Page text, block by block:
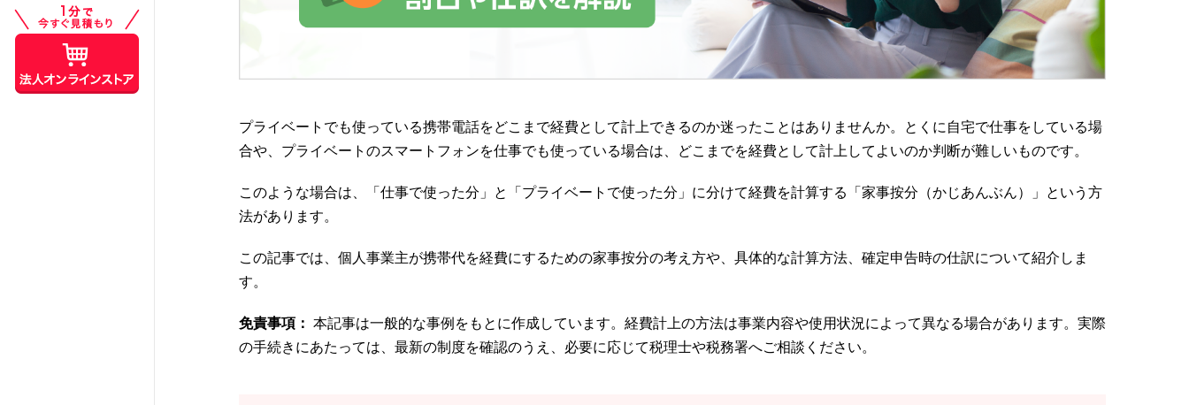
プライベートでも使っている携帯電話をどこまで経費として計上できるのか迷ったことはありませんか。とくに自宅で仕事をしている場
合や、プライベートのスマートフォンを仕事でも使っている場合は、どこまでを経費として計上してよいのか判断が難しいものです。
このような場合は、「仕事で使った分」と「プライベートで使った分」に分けて経費を計算する「家事按分（かじあんぶん）」という方
法があります。
この記事では、個人事業主が携帯代を経費にするための家事按分の考え方や、具体的な計算方法、確定申告時の仕訳について紹介しま
す。
免責事項： 本記事は一般的な事例をもとに作成しています。経費計上の方法は事業内容や使用状況によって異なる場合があります。実際
の手続きにあたっては、最新の制度を確認のうえ、必要に応じて税理士や税務署へご相談ください。